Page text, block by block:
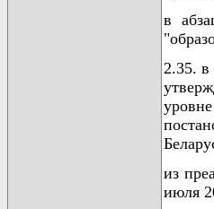
в
2.35. в
из
июля